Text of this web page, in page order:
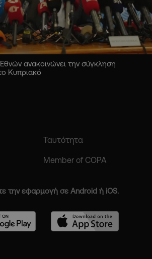
ανακοινώνει την σύγκληση
Κυπριακό
Ταυτότητα
Member of COPA
την εφαρμογή σε Android ή iOS.